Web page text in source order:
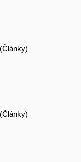
(Články)
(Články)